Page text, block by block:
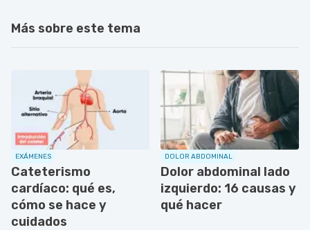
Más sobre este tema
EXÁMENES
Cateterismo
cardíaco: qué es,
cómo se hace y
cuidados
DOLOR ABDOMINAL
Dolor abdominal lado
izquierdo: 16 causas y
qué hacer